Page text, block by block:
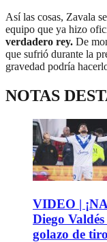
Así las cosas, Zavala
equipo que ya hizo
verdadero rey. De
que sufrió durante la
gravedad podría
NOTAS
VIDEO |
Diego
golazo de